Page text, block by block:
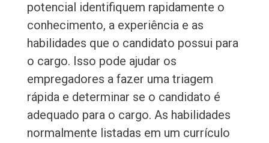
potencial identifiquem rapidamente o
conhecimento, a experiência e as
habilidades que o candidato possui para
o cargo. Isso pode ajudar os
empregadores a fazer uma triagem
rápida e determinar se o candidato é
adequado para o cargo. As habilidades
normalmente listadas em um currículo